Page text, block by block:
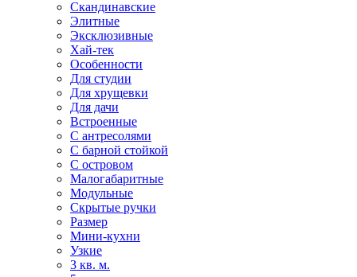
Скандинавские
Элитные
Эксклюзивные
Хай-тек
Особенности
Для студии
Для хрущевки
Для дачи
Встроенные
С антресолями
С барной стойкой
С островом
Малогабаритные
Модульные
Скрытые ручки
Размер
Мини-кухни
Узкие
3 кв. м.